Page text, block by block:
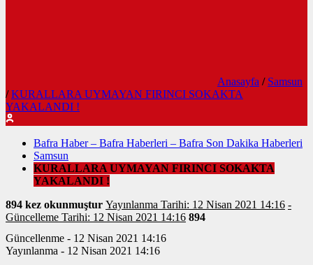
Anasayfa / Samsun
/ KURALLARA UYMAYAN FIRINCI SOKAKTA
YAKALANDI !
Bafra Haber – Bafra Haberleri – Bafra Son Dakika Haberleri
Samsun
KURALLARA UYMAYAN FIRINCI SOKAKTA
YAKALANDI !
894 kez okunmuştur Yayınlanma Tarihi: 12 Nisan 2021 14:16 -
Güncelleme Tarihi: 12 Nisan 2021 14:16 894
Güncellenme - 12 Nisan 2021 14:16
Yayınlanma - 12 Nisan 2021 14:16